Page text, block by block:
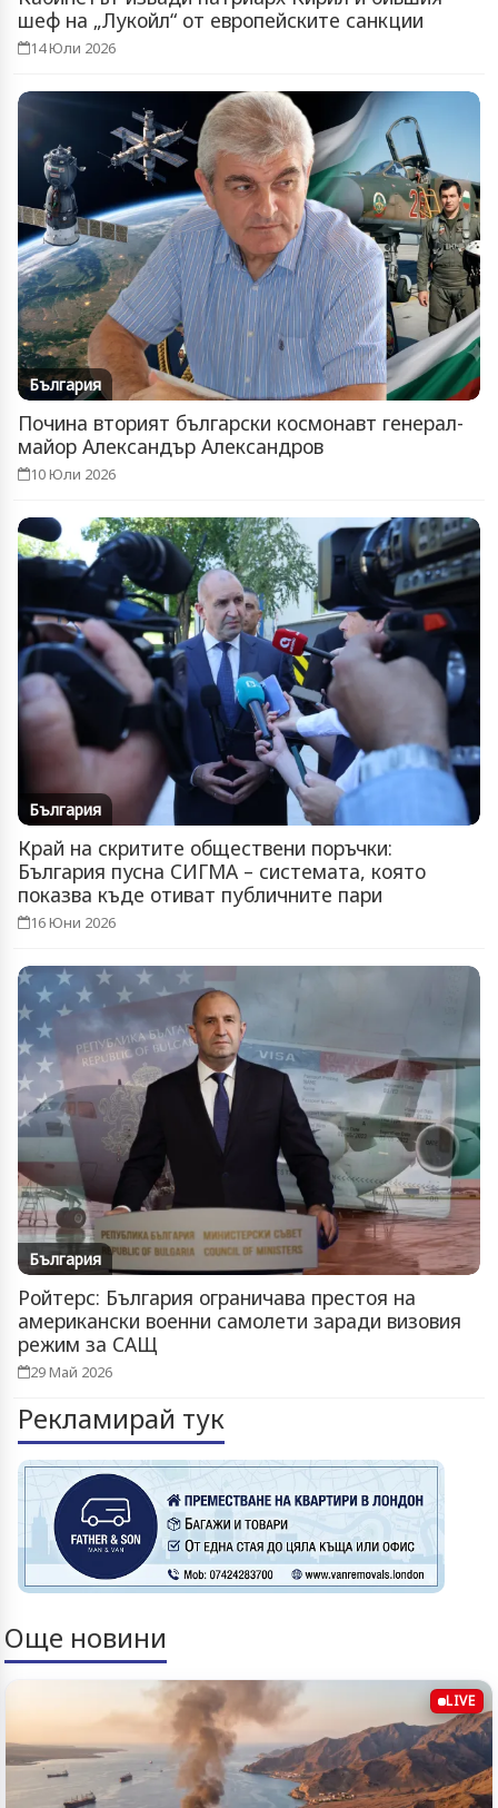
шеф на „Лукойл“ от европейските санкции
14 Юли 2026
България
Почина вторият български космонавт генерал-
майор Александър Александров
10 Юли 2026
България
Край на скритите обществени поръчки:
България пусна СИГМА – системата, която
показва къде отиват публичните пари
16 Юни 2026
България
Ройтерс: България ограничава престоя на
американски военни самолети заради визовия
режим за САЩ
29 Май 2026
Рекламирай тук
Още новини
LIVE